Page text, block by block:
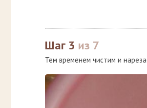
Шаг 3 из 7
Тем временем чистим и